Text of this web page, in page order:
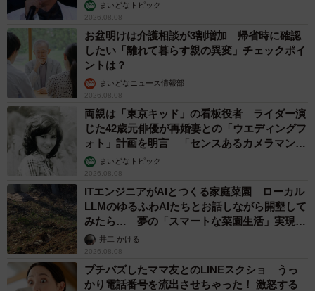
まいどなトピック
2026.08.08
お盆明けは介護相談が3割増加 帰省時に確認
したい「離れて暮らす親の異変」チェックポイ
ントは？
まいどなニュース情報部
2026.08.08
両親は「東京キッド」の看板役者 ライダー演
じた42歳元俳優が再婚妻との「ウエディングフ
ォト」計画を明言 「センスあるカメラマン求
む」まいどなトピック
2026.08.08
ITエンジニアがAIとつくる家庭菜園 ローカル
LLMのゆるふわAIたちとお話しながら開墾して
みたら… 夢の「スマートな菜園生活」実現な
るか井二 かける
2026.08.08
プチバズしたママ友とのLINEスクショ うっ
かり電話番号を流出させちゃった！ 激怒する